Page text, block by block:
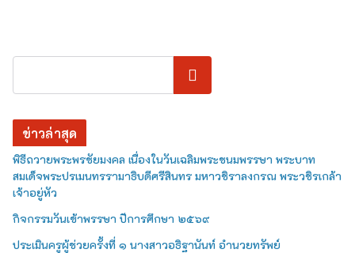
ค้นหา
ข่าวล่าสุด
พิธีถวายพระพรชัยมงคล เนื่องในวันเฉลิมพระชนมพรรษา พระบาท
สมเด็จพระปรเมนทรรามาธิบดีศรีสินทร มหาวชิราลงกรณ พระวชิรเกล้า
เจ้าอยู่หัว
กิจกรรมวันเข้าพรรษา ปีการศึกษา ๒๕๖๙
ประเมินครูผู้ช่วยครั้งที่ ๑ นางสาวอธิฐานันท์ อำนวยทรัพย์